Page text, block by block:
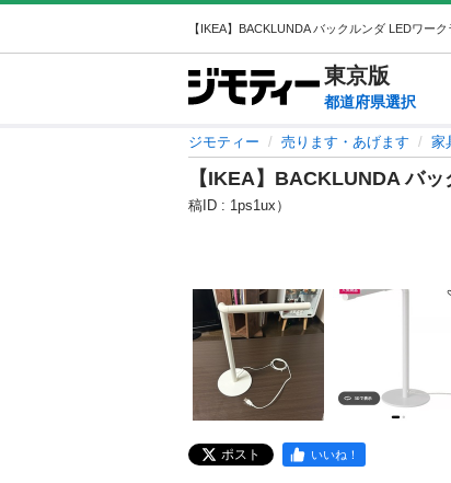
東京版
都道府県選択
ジモティー 売ります・あげます 家
【IKEA】BACKLUNDA バ
稿ID : 1ps1ux）
ポスト いいね！